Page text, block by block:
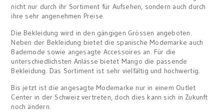
nicht nur durch ihr Sortiment für Aufsehen, sondern auch durch
ihre sehr angenehmen Preise.
Die Bekleidung wird in den gängigen Grössen angeboten.
Neben der Bekleidung bietet die spanische Modemarke auch
Bademode sowie angesagte Accessoires an. Für die
unterschiedlichsten Anlässe bietet Mango die passende
Bekleidung. Das Sortiment ist sehr vielfältig und hochwertig.
Bis jetzt ist die angesagte Modemarke nur in einem Outlet
Center in der Schweiz vertreten, doch dies kann sich in Zukunft
noch ändern.